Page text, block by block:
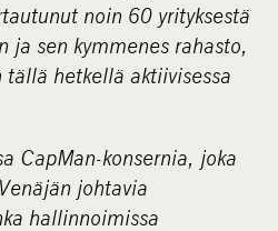
noin 60 yrityksestä
ja sen kymmenes rahasto,
tällä hetkellä aktiivisessa
CapMan-konsernia, joka
johtavia
hallinnoimissa